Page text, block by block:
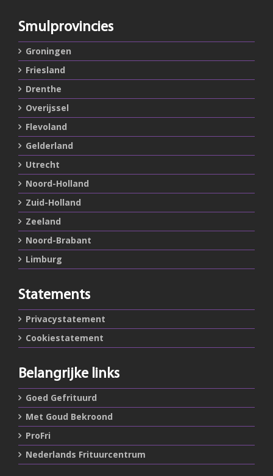
Smulprovincies
Groningen
Friesland
Drenthe
Overijssel
Flevoland
Gelderland
Utrecht
Noord-Holland
Zuid-Holland
Zeeland
Noord-Brabant
Limburg
Statements
Privacystatement
Cookiestatement
Belangrijke links
Goed Gefrituurd
Met Goud Bekroond
ProFri
Nederlands Frituurcentrum